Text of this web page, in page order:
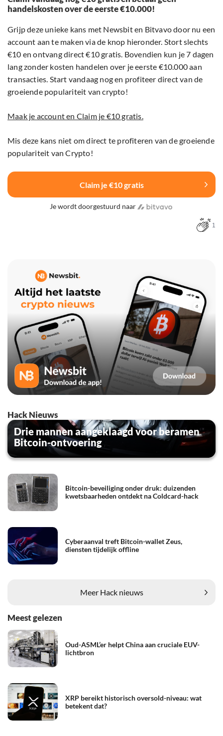
handelskosten over de eerste €10.000!
Grijp deze unieke kans met Newsbit en Bitvavo door nu een
account aan te maken via de knop hieronder. Stort slechts
€10 en ontvang direct €10 gratis. Bovendien kun je 7 dagen
lang zonder kosten handelen over je eerste €10.000 aan
transacties. Start vandaag nog en profiteer direct van de
groeiende populariteit van crypto!
Maak je account en Claim je €10 gratis.
Mis deze kans niet om direct te profiteren van de groeiende
populariteit van Crypto!
Claim je €10 gratis
Je wordt doorgestuurd naar
1
Hack Nieuws
Drie mannen aangeklaagd voor beramen
Bitcoin-ontvoering
Bitcoin-beveiliging onder druk: duizenden
kwetsbaarheden ontdekt na Coldcard-hack
Cyberaanval treft Bitcoin-wallet Zeus,
diensten tijdelijk offline
Meer Hack nieuws
Meest gelezen
Oud-ASML’er helpt China aan cruciale EUV-
lichtbron
XRP bereikt historisch oversold-niveau: wat
betekent dat?